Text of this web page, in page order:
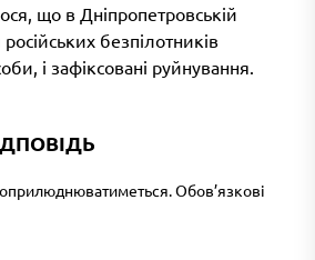
що в Дніпропетровській
безпілотників
і зафіксовані руйнування.
Обов’язкові